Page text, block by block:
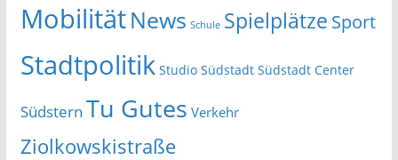
MobilitätNews Schule Spielplätze Sport
Stadtpolitik Studio Südstadt Südstadt Center
Südstern Tu Gutes Verkehr
Ziolkowskistraße